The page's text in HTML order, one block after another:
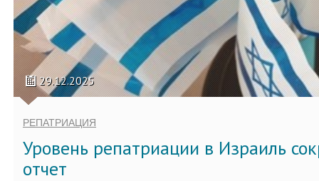
29.12.2025
РЕПАТРИАЦИЯ
Уровень репатриации в Израиль
отчет